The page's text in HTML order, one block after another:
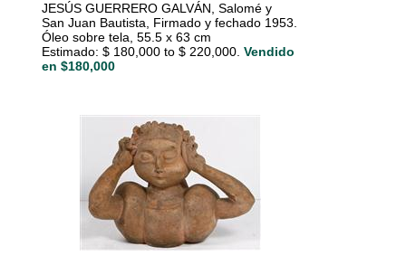
JESÚS GUERRERO GALVÁN, Salomé y
San Juan Bautista, Firmado y fechado 1953.
Óleo sobre tela, 55.5 x 63 cm
Estimado: $ 180,000 to $ 220,000. Vendido
en $180,000